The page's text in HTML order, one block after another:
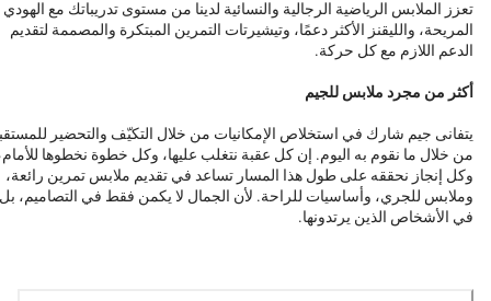
تعزز الملابس الرياضية الرجالية والنسائية لدينا من مستوى تدريباتك مع الهودي
المريحة، والليقنز الأكثر دعمًا، وتيشيرتات التمرين المبتكرة والمصممة لتقديم
الدعم اللازم مع كل حركة.
أكثر من مجرد ملابس للجيم
يتفانى جيم شارك في استخلاص الإمكانيات من خلال التكيّف والتحضير
من خلال ما نقوم به اليوم. إن كل عقبة نتغلب عليها، وكل خطوة نخطوها
وكل إنجاز نحققه على طول هذا المسار تساعد في تقديم ملابس تمرين رائعة،
وملابس للجري، وأساسيات للراحة. لأن الجمال لا يكمن فقط في التصاميم، بل
في الأشخاص الذين يرتدونها.